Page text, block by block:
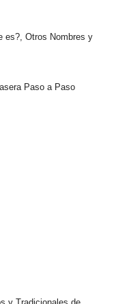
es?, Otros Nombres y
Paso a Paso